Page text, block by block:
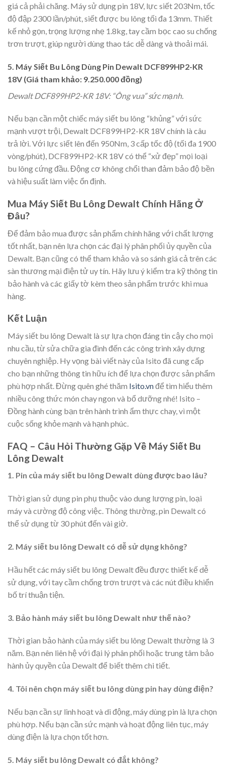
giá cả phải chăng. Máy sử dụng pin 18V, lực siết 203Nm, tốc
độ đập 2300 lần/phút, siết được bu lông tối đa 13mm. Thiết
kế nhỏ gọn, trọng lượng nhẹ 1.8kg, tay cầm bọc cao su chống
trơn trượt, giúp người dùng thao tác dễ dàng và thoải mái.
5. Máy Siết Bu Lông Dùng Pin Dewalt DCF899HP2-KR
18V (Giá tham khảo: 9.250.000 đồng)
Dewalt DCF899HP2-KR 18V: “Ông vua” sức mạnh.
Nếu bạn cần một chiếc máy siết bu lông “khủng” với sức
mạnh vượt trội, Dewalt DCF899HP2-KR 18V chính là câu
trả lời. Với lực siết lên đến 950Nm, 3 cấp tốc độ (tối đa 1900
vòng/phút), DCF899HP2-KR 18V có thể “xử đẹp” mọi loại
bu lông cứng đầu. Động cơ không chổi than đảm bảo độ bền
và hiệu suất làm việc ổn định.
Mua Máy Siết Bu Lông Dewalt Chính Hãng Ở
Đâu?
Để đảm bảo mua được sản phẩm chính hãng với chất lượng
tốt nhất, bạn nên lựa chọn các đại lý phân phối ủy quyền của
Dewalt. Bạn cũng có thể tham khảo và so sánh giá cả trên các
sàn thương mại điện tử uy tín. Hãy lưu ý kiểm tra kỹ thông tin
bảo hành và các giấy tờ kèm theo sản phẩm trước khi mua
hàng.
Kết Luận
Máy siết bu lông Dewalt là sự lựa chọn đáng tin cậy cho mọi
nhu cầu, từ sửa chữa gia đình đến các công trình xây dựng
chuyên nghiệp. Hy vọng bài viết này của Isito đã cung cấp
cho bạn những thông tin hữu ích để lựa chọn được sản phẩm
phù hợp nhất. Đừng quên ghé thăm Isito.vnđể tìm hiểu thêm
nhiều công thức món chay ngon và bổ dưỡng nhé! Isito –
Đồng hành cùng bạn trên hành trình ẩm thực chay, vì một
cuộc sống khỏe mạnh và hạnh phúc.
FAQ – Câu Hỏi Thường Gặp Về Máy Siết Bu
Lông Dewalt
1. Pin của máy siết bu lông Dewalt dùng được bao lâu?
Thời gian sử dụng pin phụ thuộc vào dung lượng pin, loại
máy và cường độ công việc. Thông thường, pin Dewalt có
thể sử dụng từ 30 phút đến vài giờ.
2. Máy siết bu lông Dewalt có dễ sử dụng không?
Hầu hết các máy siết bu lông Dewalt đều được thiết kế dễ
sử dụng, với tay cầm chống trơn trượt và các nút điều khiển
bố trí thuận tiện.
3. Bảo hành máy siết bu lông Dewalt như thế nào?
Thời gian bảo hành của máy siết bu lông Dewalt thường là 3
năm. Bạn nên liên hệ với đại lý phân phối hoặc trung tâm bảo
hành ủy quyền của Dewalt để biết thêm chi tiết.
4. Tôi nên chọn máy siết bu lông dùng pin hay dùng điện?
Nếu bạn cần sự linh hoạt và di động, máy dùng pin là lựa chọn
phù hợp. Nếu bạn cần sức mạnh và hoạt động liên tục, máy
dùng điện là lựa chọn tốt hơn.
5. Máy siết bu lông Dewalt có đắt không?